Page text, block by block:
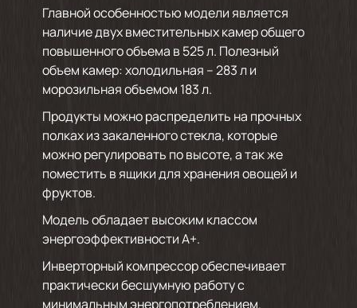
Главной особенностью модели является
наличие двух вместительных камер общего
повышенного объема в 525 л. Полезный
объем камер: холодильная – 283 л и
морозильная объемом 183 л.
Продукты можно распределить на прочных
полках из закаленного стекла, которые
можно регулировать по высоте, а так же
поместить в ящики для хранения овощей и
фруктов.
Модель обладает высоким классом
энергоэффективности А+.
Инверторный компрессор обеспечивает
практически бесшумную работу с
минимальным энергопотреблением.